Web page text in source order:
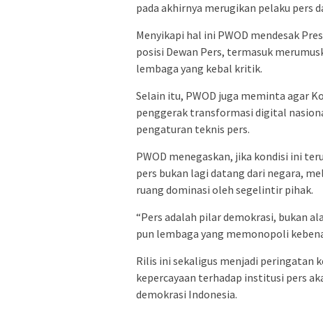
pada akhirnya merugikan pelaku pers
Menyikapi hal ini PWOD mendesak
posisi Dewan Pers, termasuk
lembaga yang kebal kritik.
Selain itu, PWOD juga meminta agar
penggerak transformasi digital
pengaturan teknis pers.
PWOD menegaskan, jika kondisi ini
pers bukan lagi datang dari negara,
ruang dominasi oleh segelintir pihak.
“Pers adalah pilar demokrasi, bukan
pun lembaga yang memonopoli
Rilis ini sekaligus menjadi peringatan
kepercayaan terhadap institusi pers
demokrasi Indonesia.